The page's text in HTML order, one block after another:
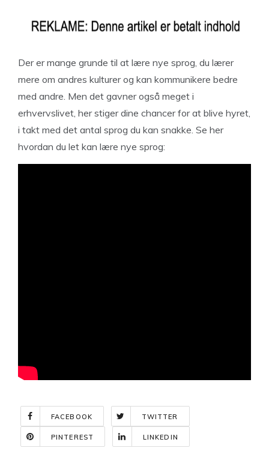
Der er mange grunde til at lære nye sprog, du lærer
mere om andres kulturer og kan kommunikere bedre
med andre. Men det gavner også meget i
erhvervslivet, her stiger dine chancer for at blive hyret,
i takt med det antal sprog du kan snakke. Se her
hvordan du let kan lære nye sprog:
FACEBOOK TWITTER
PINTEREST LINKEDIN